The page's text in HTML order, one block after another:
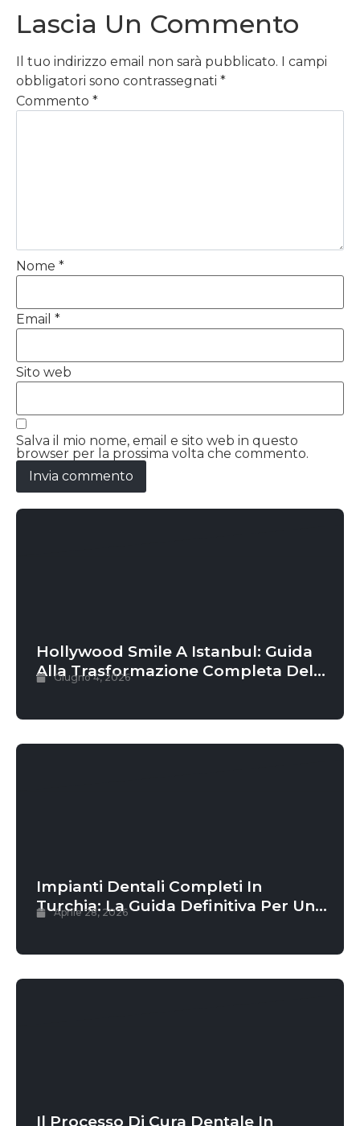
Lascia Un Commento
Il tuo indirizzo email non sarà pubblicato. I campi
obbligatori sono contrassegnati *
Commento *
Nome *
Email *
Sito web
Salva il mio nome, email e sito web in questo
browser per la prossima volta che commento.
Hollywood Smile A Istanbul: Guida
Alla Trasformazione Completa Del
Giugno 4, 2026
Impianti Dentali Completi In
Turchia: La Guida Definitiva Per Un
Aprile 28, 2026
Il Processo Di Cura Dentale In